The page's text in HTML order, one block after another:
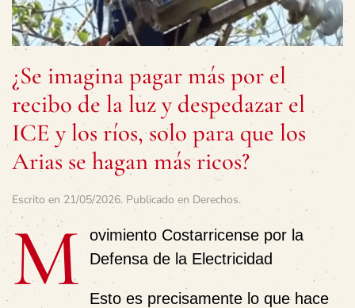
¿Se imagina pagar más por el
recibo de la luz y despedazar el
ICE y los ríos, solo para que los
Arias se hagan más ricos?
Escrito en 21/05/2026. Publicado en Derechos.
M
ovimiento Costarricense por la
Defensa de la Electricidad
Esto es precisamente lo que hace